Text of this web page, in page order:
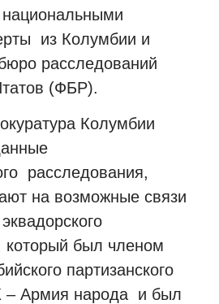
национальными
из Колумбии и
расследований
(ФБР).
Колумбии
расследования,
на возможные связи
который был членом
партизанского
– Армия народа и был